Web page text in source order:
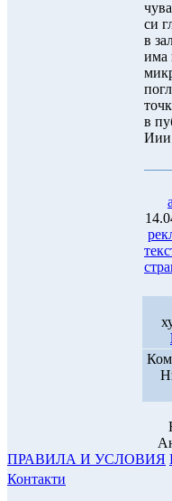
си
в
има
в
ПРАВИЛА И УСЛОВИЯ
Контакти